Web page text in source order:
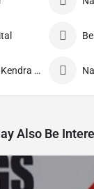
Nasha Mukti Kendra Nepal
Also Be